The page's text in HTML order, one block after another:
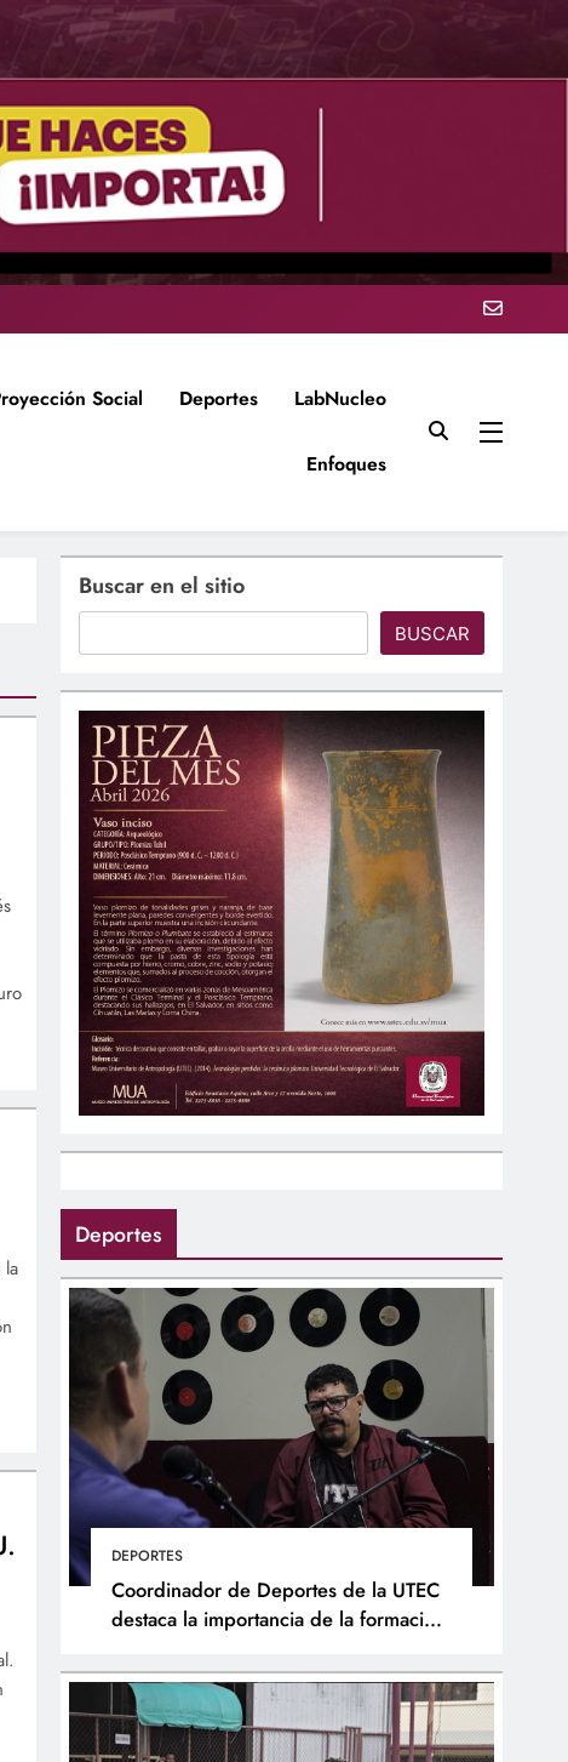
Social Deportes LabNucleo
Enfoques
la
Buscar en el sitio
BUSCAR
Deportes
DEPORTES
Coordinador de Deportes de la UTEC
destaca la importancia de la formación